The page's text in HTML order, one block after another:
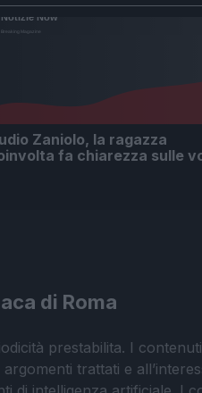
Zaniolo, la ragazza
fa chiarezza sulle
di Roma
prestabilita. I
trattati e